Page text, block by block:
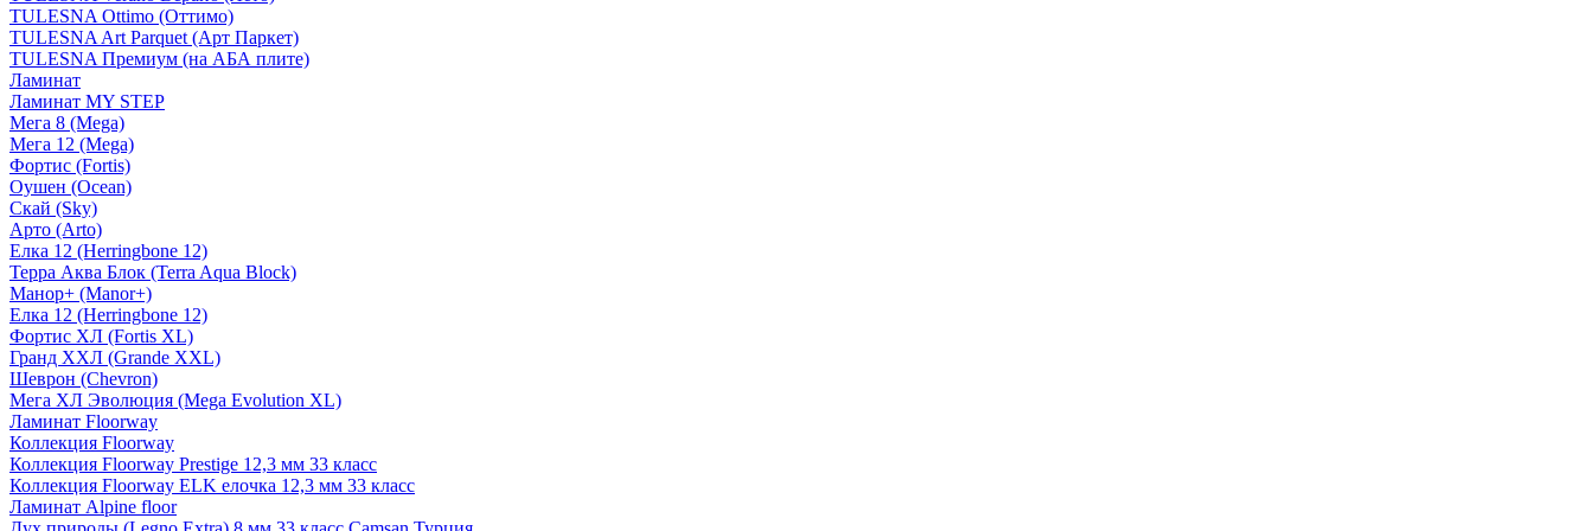
TULESNA Ottimo (Оттимо)
TULESNA Art Parquet (Арт Паркет)
TULESNA Премиум (на АБА плите)
Ламинат
Ламинат MY STEP
Мега 8 (Mega)
Мега 12 (Mega)
Фортис (Fortis)
Оушен (Ocean)
Скай (Sky)
Арто (Arto)
Елка 12 (Herringbone 12)
Терра Аква Блок (Terra Aqua Block)
Манор+ (Manor+)
Елка 12 (Herringbone 12)
Фортис ХЛ (Fortis XL)
Гранд ХХЛ (Grande XXL)
Шеврон (Chevron)
Мега ХЛ Эволюция (Mega Evolution XL)
Ламинат Floorway
Коллекция Floorway
Коллекция Floorway Prestige 12,3 мм 33 класс
Коллекция Floorway ELK елочка 12,3 мм 33 класс
Ламинат Alpine floor